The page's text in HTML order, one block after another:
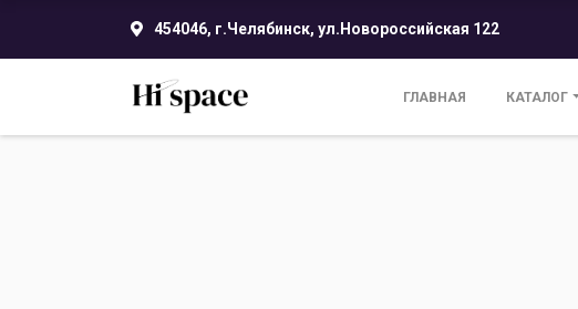
454046, г.Челябинск, ул.Новороссийская 122
ГЛАВНАЯ КАТАЛОГ